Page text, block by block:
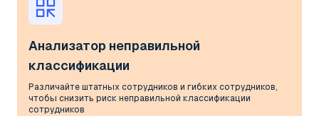
Анализатор неправильной
классификации
Различайте штатных сотрудников и гибких сотрудников,
чтобы снизить риск неправильной классификации
сотрудников